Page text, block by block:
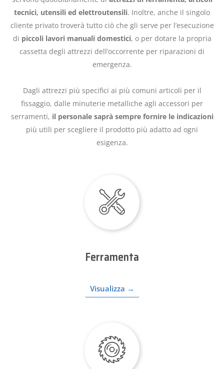
tecnici, utensili ed elettroutensili. Inoltre, anche il singolo
cliente privato troverà tutto ciò che gli serve per l’esecuzione
di piccoli lavori manuali domestici, o per dotare la propria
cassetta degli attrezzi dell’occorrente per riparazioni di
emergenza.
Dagli attrezzi più specifici ai più comuni articoli per il
fissaggio, dalle minuterie metalliche agli accessori per
serramenti, il personale saprà sempre fornire le indicazioni
più utili per scegliere il prodotto più adatto ad ogni
esigenza.
Ferramenta
Visualizza →